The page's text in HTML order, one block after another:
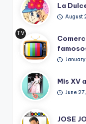
La
August
TV
Ret
ro
Mis XV
June
JOSE